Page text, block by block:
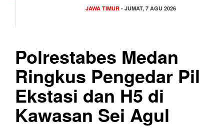
JAWA TIMUR - JUMAT, 7 AGU 2026
Polrestabes Medan
Ringkus Pengedar Pil
Ekstasi dan H5 di
Kawasan Sei Agul